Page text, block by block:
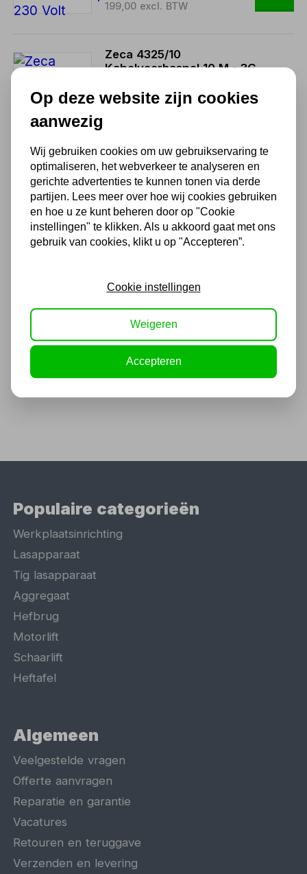
199,00 excl. BTW
Zeca 4325/10
Kabelveerhaspel 10 M - 3G
216,59
Zeca 4325/15
Kabelveerhaspel 15 M - 3G
2,5 MM² 230 Volt
338,80
280,00 excl. BTW
14 + 1 mtr. 230 Volt
185,13
153,00 excl. BTW
Populaire categorieën
Werkplaatsinrichting
Lasapparaat
Tig lasapparaat
Aggregaat
Hefbrug
Motorlift
Schaarlift
Heftafel
Algemeen
Veelgestelde vragen
Offerte aanvragen
Reparatie en garantie
Vacatures
Retouren en teruggave
Verzenden en levering
Op deze website zijn cookies
aanwezig
Wij gebruiken cookies om uw gebruikservaring te
optimaliseren, het webverkeer te analyseren en
gerichte advertenties te kunnen tonen via derde
partijen. Lees meer over hoe wij cookies gebruiken
en hoe u ze kunt beheren door op "Cookie
instellingen" te klikken. Als u akkoord gaat met ons
gebruik van cookies, klikt u op "Accepteren”.
Cookie instellingen
Weigeren
Accepteren